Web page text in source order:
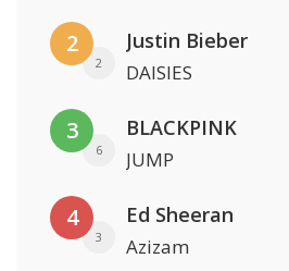
2
2
Justin Bieber
DAISIES
3
6
BLACKPINK
JUMP
4
3
Ed Sheeran
Azizam